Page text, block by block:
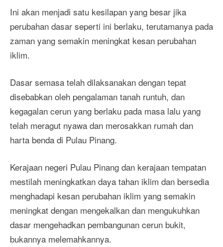
Ini akan menjadi satu kesilapan yang besar jika
perubahan dasar seperti ini berlaku, terutamanya pada
zaman yang semakin meningkat kesan perubahan
iklim.
Dasar semasa telah dilaksanakan dengan tepat
disebabkan oleh pengalaman tanah runtuh, dan
kegagalan cerun yang berlaku pada masa lalu yang
telah meragut nyawa dan merosakkan rumah dan
harta benda di Pulau Pinang.
Kerajaan negeri Pulau Pinang dan kerajaan tempatan
mestilah meningkatkan daya tahan iklim dan bersedia
menghadapi kesan perubahan iklim yang semakin
meningkat dengan mengekalkan dan mengukuhkan
dasar mengehadkan pembangunan cerun bukit,
bukannya melemahkannya.